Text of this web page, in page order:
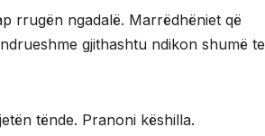
rrugën ngadalë. Marrëdhëniet që
gjithashtu ndikon shumë te
tënde. Pranoni këshilla.